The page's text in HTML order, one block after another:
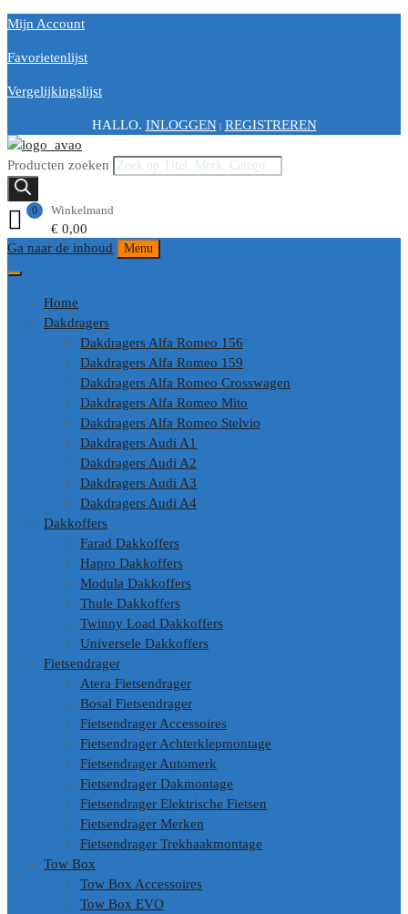
Mijn Account
Favorietenlijst
Vergelijkingslijst
HALLO. INLOGGEN | REGISTREREN
Producten zoeken
Winkelmand
€ 0,00
0
Ga naar de inhoud Menu
Home
Dakdragers
Dakdragers Alfa Romeo 156
Dakdragers Alfa Romeo 159
Dakdragers Alfa Romeo Crosswagen
Dakdragers Alfa Romeo Mito
Dakdragers Alfa Romeo Stelvio
Dakdragers Audi A1
Dakdragers Audi A2
Dakdragers Audi A3
Dakdragers Audi A4
Dakkoffers
Farad Dakkoffers
Hapro Dakkoffers
Modula Dakkoffers
Thule Dakkoffers
Twinny Load Dakkoffers
Universele Dakkoffers
Fietsendrager
Atera Fietsendrager
Bosal Fietsendrager
Fietsendrager Accessoires
Fietsendrager Achterklepmontage
Fietsendrager Automerk
Fietsendrager Dakmontage
Fietsendrager Elektrische Fietsen
Fietsendrager Merken
Fietsendrager Trekhaakmontage
Tow Box
Tow Box Accessoires
Tow Box EVO